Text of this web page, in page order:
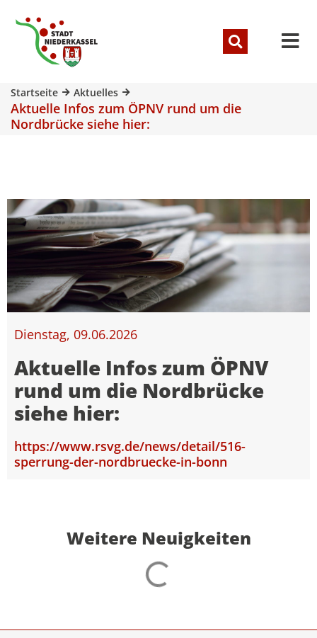
Startseite Aktuelles
Aktuelle Infos zum ÖPNV rund um die
Nordbrücke siehe hier:
Dienstag, 09.06.2026
Aktuelle Infos zum ÖPNV
rund um die Nordbrücke
siehe hier:
https://www.rsvg.de/news/detail/516-
sperrung-der-nordbruecke-in-bonn
Weitere Neuigkeiten